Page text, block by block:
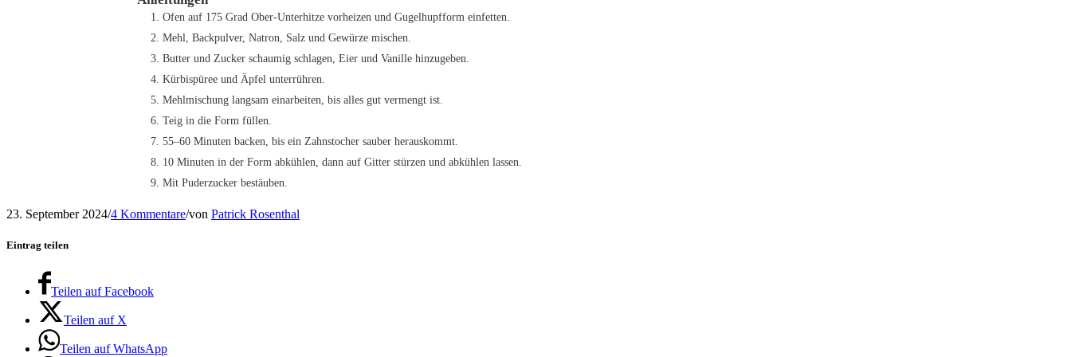
Ofen auf 175 Grad Ober-Unterhitze vorheizen und Gugelhupfform einfetten.
Mehl, Backpulver, Natron, Salz und Gewürze mischen.
Butter und Zucker schaumig schlagen, Eier und Vanille hinzugeben.
Kürbispüree und Äpfel unterrühren.
Mehlmischung langsam einarbeiten, bis alles gut vermengt ist.
Teig in die Form füllen.
55–60 Minuten backen, bis ein Zahnstocher sauber herauskommt.
10 Minuten in der Form abkühlen, dann auf Gitter stürzen und abkühlen lassen.
Mit Puderzucker bestäuben.
23. September 2024/4 Kommentare/von Patrick Rosenthal
Eintrag teilen
Teilen auf Facebook
Teilen auf X
Teilen auf WhatsApp